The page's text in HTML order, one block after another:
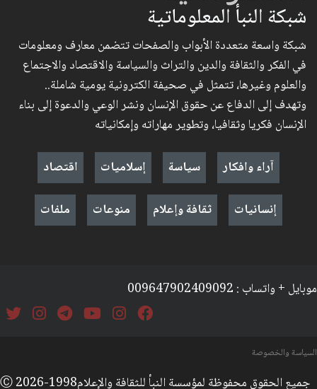
شبكة النبأ المعلوماتية
شبكة واسعة متعددة الأبواب والصفحات تتضمن معارف ومعلومات
في الفكر والثقافة والدين والتراث والسياسة والاقتصاد والاجتماع
والعلوم وغيرها، تتمثل في صحيفة الكترونية يومية شاملة..
وتهدف إلى الدفاع عن حقوق الإنسان ونشر الوعي والدعوة إلى بناء
الإنسان فكريا وثقافيا، وتطوير مهاراته وإمكانياته
آراء وافكار
سياسة إسلاميات
اقتصاد
إنسانيات
ثقافة وإعلام منوعات ملفات
موبايل + واتساب : 009647902409092
السياسة والخصوصة
جميع الحقوق محفوظة لمؤسسة النبأ للثقافة والإعلامⒸ 2026-1998